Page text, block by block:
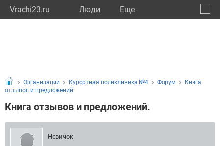
Vrachi23.ru Люди Eще
Организации Курортная поликлиника №4 Форум
Книга
отзывов и предложений.
Книга отзывов и предложений.
Новичок